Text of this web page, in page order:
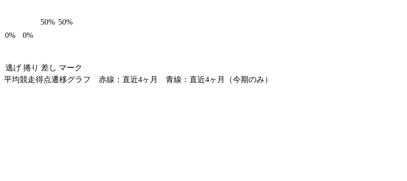
0% 0%
50% 50%
逃げ 捲り 差し マーク
平均競走得点遷移グラフ 赤線：直近4ヶ月 青線：直近4ヶ月（今期のみ）